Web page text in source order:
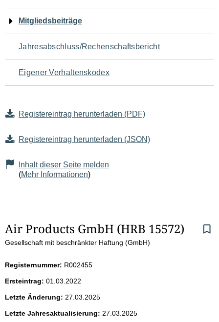
Mitgliedsbeiträge
Jahresabschluss/Rechenschaftsbericht
Eigener Verhaltenskodex
Registereintrag herunterladen (PDF)
Registereintrag herunterladen (JSON)
Inhalt dieser Seite melden
(Mehr Informationen)
S
e
i
t
e
Air Products GmbH (HRB 15572)
Gesellschaft mit beschränkter Haftung (GmbH)
Registernummer: R002455
Ersteintrag: 01.03.2022
Letzte Änderung: 27.03.2025
Letzte Jahresaktualisierung: 27.03.2025